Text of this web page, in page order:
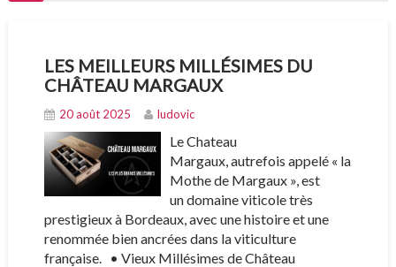
LES MEILLEURS MILLÉSIMES DU
CHÂTEAU MARGAUX
20 août 2025 ludovic
Le Chateau
Margaux, autrefois appelé « la
Mothe de Margaux », est
un domaine viticole très
prestigieux à Bordeaux, avec une histoire et une
renommée bien ancrées dans la viticulture
française. • Vieux Millésimes de Château